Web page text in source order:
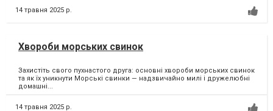
14 травня 2025 р.
Хвороби морських свинок
Захистіть свого пухнастого друга: основні хвороби морських свинок
та як їх уникнути Морські свинки — надзвичайно милі і дружелюбні
домашні...
14 травня 2025 р.